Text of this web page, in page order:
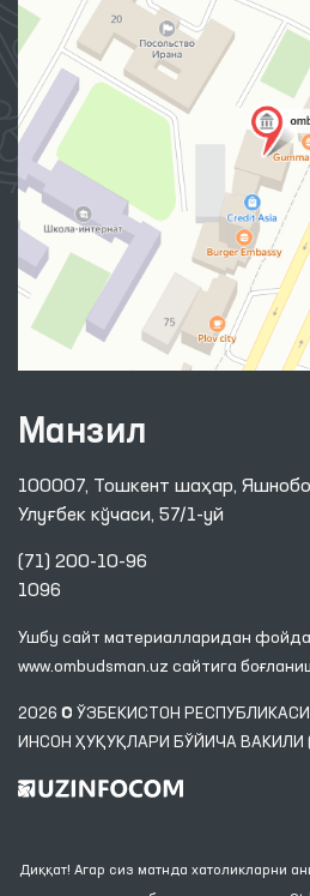
Манзил
100007, Тошкент шаҳар,
Улуғбек кўчаси, 57/1-уй
(71) 200-10-96
1096
Ушбу сайт материалларидан
www.ombudsman.uz сайтига
2026 © ЎЗБЕКИСТОН
ИНСОН ҲУҚУҚЛАРИ БЎЙИЧА
Диққат! Агар сиз матнда хатоликларни